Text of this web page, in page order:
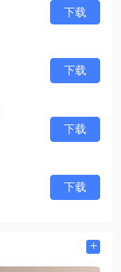
下载
下载
下载
下载
+